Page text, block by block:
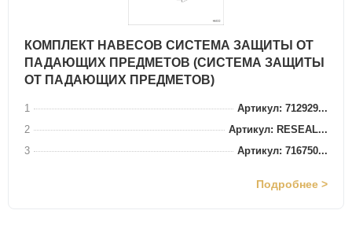
КОМПЛЕКТ НАВЕСОВ СИСТЕМА ЗАЩИТЫ ОТ
ПАДАЮЩИХ ПРЕДМЕТОВ (СИСТЕМА ЗАЩИТЫ
ОТ ПАДАЮЩИХ ПРЕДМЕТОВ)
1
Артикул: 712929...
2
Артикул: RESEAL...
3
Артикул: 716750...
Подробнее >